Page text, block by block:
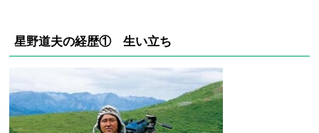
星野道夫の経歴① 生い立ち